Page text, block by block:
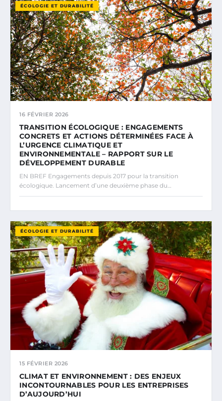
ÉCOLOGIE ET DURABILITÉ
16 FÉVRIER 2026
TRANSITION ÉCOLOGIQUE : ENGAGEMENTS
CONCRETS ET ACTIONS DÉTERMINÉES FACE À
L’URGENCE CLIMATIQUE ET
ENVIRONNEMENTALE – RAPPORT SUR LE
DÉVELOPPEMENT DURABLE
EN BREF Engagements depuis 2017 pour la transition
écologique. Lancement d’une deuxième phase du…
ÉCOLOGIE ET DURABILITÉ
15 FÉVRIER 2026
CLIMAT ET ENVIRONNEMENT : DES ENJEUX
INCONTOURNABLES POUR LES ENTREPRISES
D’AUJOURD’HUI